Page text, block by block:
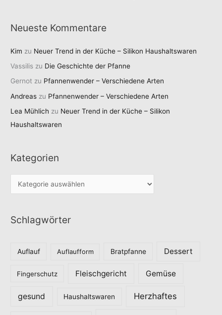
Neueste Kommentare
Kim zu Neuer Trend in der Küche – Silikon Haushaltswaren
Vassilis zu Die Geschichte der Pfanne
Gernot zu Pfannenwender – Verschiedene Arten
Andreas zu Pfannenwender – Verschiedene Arten
Lea Mühlich zu Neuer Trend in der Küche – Silikon
Haushaltswaren
Kategorien
a
e
Schlagwörter
Auflauf Auflaufform Bratpfanne Dessert
Fingerschutz Fleischgericht Gemüse
gesund Haushaltswaren Herzhaftes